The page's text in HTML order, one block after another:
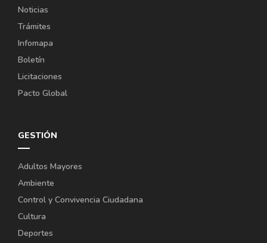
Noticias
Trámites
Infomapa
Boletín
Licitaciones
Pacto Global
GESTIÓN
Adultos Mayores
Ambiente
Control y Convivencia Ciudadana
Cultura
Deportes